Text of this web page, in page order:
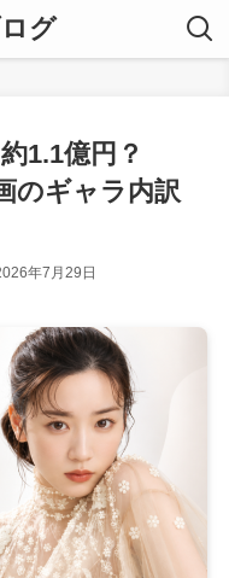
グ
1.1億円？
のギャラ内訳
年7月29日